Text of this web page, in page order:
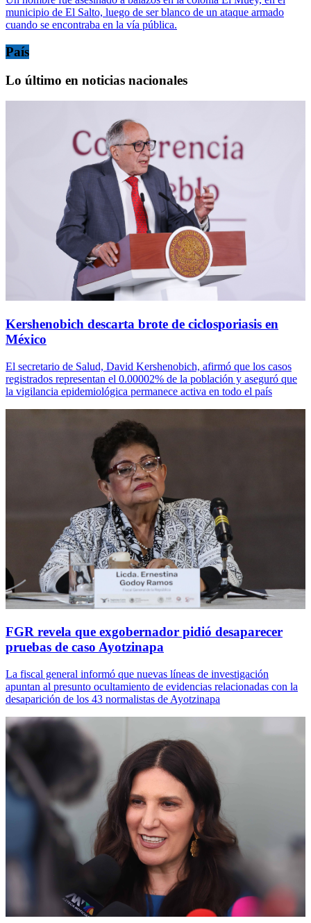
municipio de El Salto, luego de ser blanco de un ataque armado
cuando se encontraba en la vía pública.
País
Lo último en noticias nacionales
Kershenobich descarta brote de ciclosporiasis en
México
El secretario de Salud, David Kershenobich, afirmó que los casos
registrados representan el 0.00002% de la población y aseguró que
la vigilancia epidemiológica permanece activa en todo el país
FGR revela que exgobernador pidió desaparecer
pruebas de caso Ayotzinapa
La fiscal general informó que nuevas líneas de investigación
apuntan al presunto ocultamiento de evidencias relacionadas con la
desaparición de los 43 normalistas de Ayotzinapa